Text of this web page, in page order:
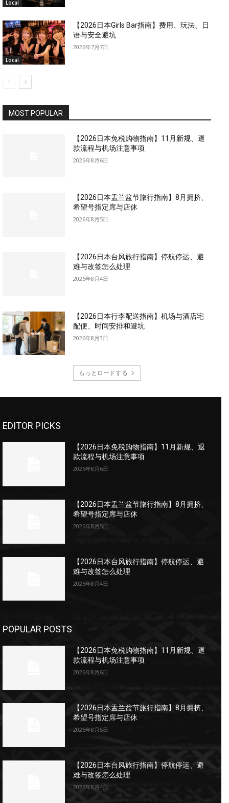
Local
Local
【2026日本Girls Bar指南】费用、玩法、日
语与安全避坑
2026年7月7日
MOST POPULAR
【2026日本免税购物指南】11月新规、退
款流程与机场注意事项
2026年8月6日
【2026日本盂兰盆节旅行指南】8月拥挤、
希望号指定席与店休
2026年8月5日
【2026日本台风旅行指南】停航停运、避
难与改签怎么处理
2026年8月4日
【2026日本行李配送指南】机场与酒店宅
配便、时间安排和避坑
2026年8月3日
もっとロードする
EDITOR PICKS
【2026日本免税购物指南】11月新规、退
款流程与机场注意事项
2026年8月6日
【2026日本盂兰盆节旅行指南】8月拥挤、
希望号指定席与店休
2026年8月5日
【2026日本台风旅行指南】停航停运、避
难与改签怎么处理
2026年8月4日
POPULAR POSTS
【2026日本免税购物指南】11月新规、退
款流程与机场注意事项
2026年8月6日
【2026日本盂兰盆节旅行指南】8月拥挤、
希望号指定席与店休
2026年8月5日
【2026日本台风旅行指南】停航停运、避
难与改签怎么处理
2026年8月4日